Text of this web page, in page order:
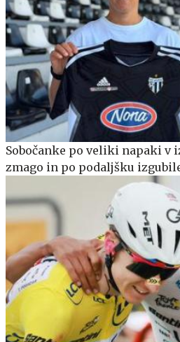
Sobočanke po veliki napaki
zmago in po podaljšku